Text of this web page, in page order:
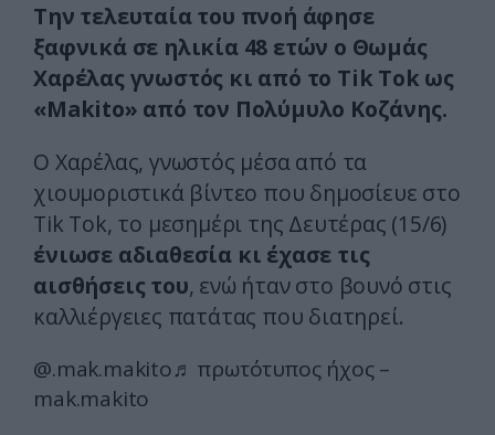
Την τελευταία του πνοή άφησε
ξαφνικά σε ηλικία 48 ετών ο Θωμάς
Χαρέλας γνωστός κι από το Tik Tok ως
«Μakito» από τον Πολύμυλο Κοζάνης.
Ο Χαρέλας, γνωστός μέσα από τα
χιουμοριστικά βίντεο που δημοσίευε στο
Tik Tok, το μεσημέρι της Δευτέρας (15/6)
ένιωσε αδιαθεσία κι έχασε τις
αισθήσεις του, ενώ ήταν στο βουνό στις
καλλιέργειες πατάτας που διατηρεί.
@.mak.makito♬ πρωτότυπος ήχος –
mak.makito